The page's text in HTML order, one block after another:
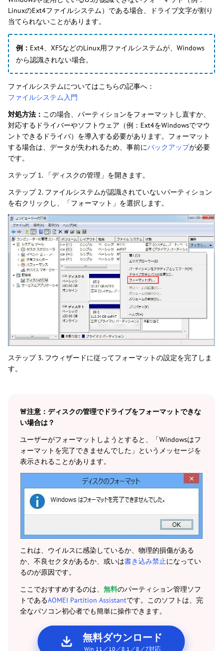
LinuxのExt4ファイルシステム）である場合、ドライブ文字が割り
当てられないことがあります。
例： Ext4、XFSなどのLinux用ファイルシステムが、Windows
から認識されない場合。
ファイルシステムについてはこちらの記事へ：
ファイルシステム入門
対処方法： この場合、パーティションをフォーマットし直すか、
対応するドライバーやソフトウェア（例：Ext4をWindowsでマウ
ントできるドライバ）を導入する必要があります。フォーマット
する場合は、データが失われるため、事前にバックアップが必要
です。
ステップ 1. 「ディスクの管理」を開きます。
ステップ 2. ファイルシステムが認識されていないパーティション
を右クリックし、「フォーマット」を選択します。
ステップ 3. フウィザードに従ってフォーマットの設定を完了しま
す。
🚨注意：ディスクの管理でドライブをフォーマットできな
い場合は？
ユーザーがフォーマットしようとすると、「Windowsはフ
ォーマットを完了できませんでした」というメッセージを
表示されることがあります。
これは、ウイルスに感染しているか、物理的損傷がある
か、不良セクタがあるか、或いは書き込み禁止になってい
るのが原因です。
ここでおすすめするのは、 無料のパーティション管理ソフ
トであるAOMEI Partition Assistantです。このソフトは、完
全なパソコン初心者でも簡単に操作できます。
無料ダウンロード
Win 11／10／8.1／8／7対応